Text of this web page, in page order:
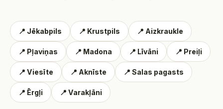
📍 Jēkabpils 📍 Krustpils 📍 Aizkraukle
📍 Pļaviņas 📍 Madona 📍 Līvāni 📍 Preiļi
📍 Viesīte 📍 Aknīste 📍 Salas pagasts
📍 Ērgļi 📍 Varakļāni